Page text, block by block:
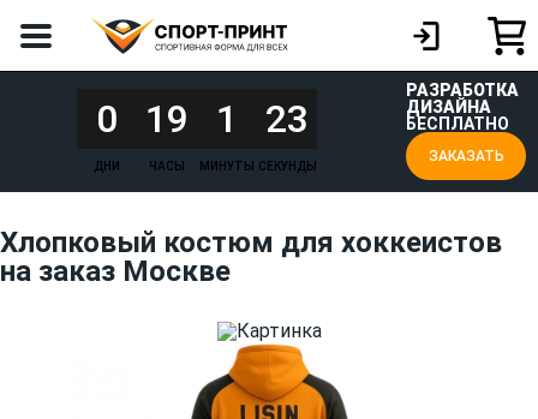
0
ДНИ
19
ЧАСЫ
1
МИНУТЫ
23
СЕКУНДЫ
РАЗРАБОТКА
ДИЗАЙНА
БЕСПЛАТНО
ЗАКАЗАТЬ
Хлопковый костюм для хоккеистов
на заказ Москве